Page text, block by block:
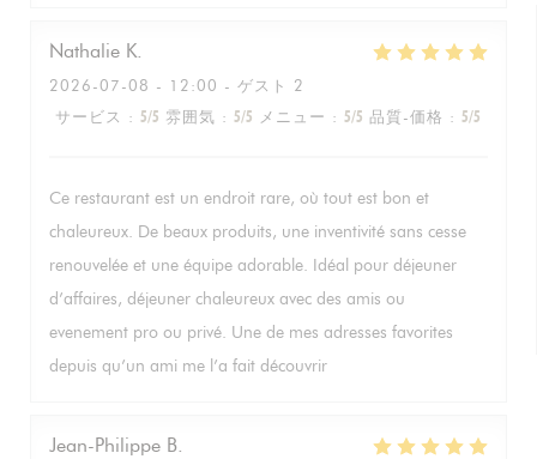
Nathalie K
2026-07-08 - 12:00 - ゲスト 2
サービス : 5/5 雰囲気 : 5/5 メニュー : 5/5 品質-価格 : 5/5
Ce restaurant est un endroit rare, où tout est bon et
chaleureux. De beaux produits, une inventivité sans cesse
renouvelée et une équipe adorable. Idéal pour déjeuner
d’affaires, déjeuner chaleureux avec des amis ou
evenement pro ou privé. Une de mes adresses favorites
depuis qu’un ami me l’a fait découvrir
Jean-Philippe B